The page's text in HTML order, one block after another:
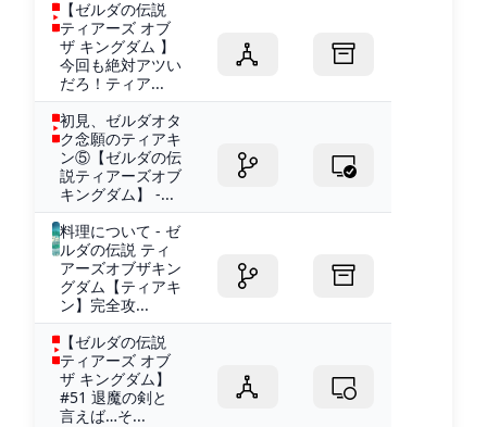
【ゼルダの伝説
ティアーズ オブ
ザ キングダム 】
今回も絶対アツい
だろ！ティア...
初見、ゼルダオタ
ク念願のティアキ
ン⑤【ゼルダの伝
説ティアーズオブ
キングダム】 -...
料理について - ゼ
ルダの伝説 ティ
アーズオブザキン
グダム【ティアキ
ン】完全攻...
【ゼルダの伝説
ティアーズ オブ
ザ キングダム】
#51 退魔の剣と
言えば…そ...